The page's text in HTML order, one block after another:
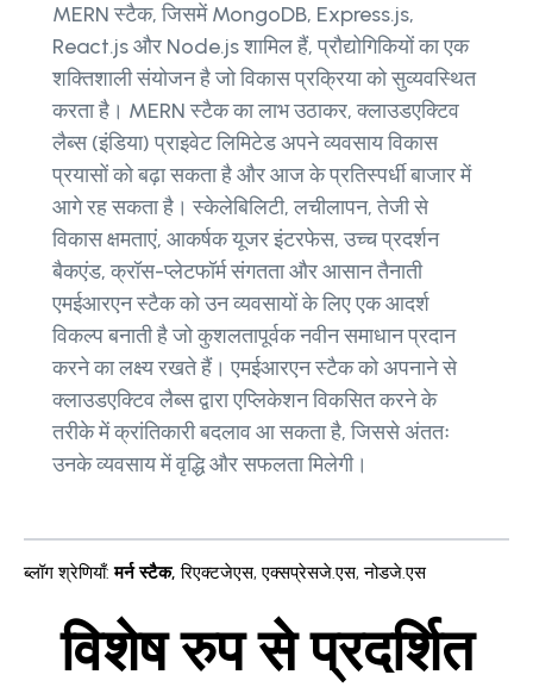
MERN स्टैक, जिसमें MongoDB, Express.js,
React.js और Node.js शामिल हैं, प्रौद्योगिकियों का एक
शक्तिशाली संयोजन है जो विकास प्रक्रिया को सुव्यवस्थित
करता है। MERN स्टैक का लाभ उठाकर, क्लाउडएक्टिव
लैब्स (इंडिया) प्राइवेट लिमिटेड अपने व्यवसाय विकास
प्रयासों को बढ़ा सकता है और आज के प्रतिस्पर्धी बाजार में
आगे रह सकता है। स्केलेबिलिटी, लचीलापन, तेजी से
विकास क्षमताएं, आकर्षक यूजर इंटरफेस, उच्च प्रदर्शन
बैकएंड, क्रॉस-प्लेटफॉर्म संगतता और आसान तैनाती
एमईआरएन स्टैक को उन व्यवसायों के लिए एक आदर्श
विकल्प बनाती है जो कुशलतापूर्वक नवीन समाधान प्रदान
करने का लक्ष्य रखते हैं। एमईआरएन स्टैक को अपनाने से
क्लाउडएक्टिव लैब्स द्वारा एप्लिकेशन विकसित करने के
तरीके में क्रांतिकारी बदलाव आ सकता है, जिससे अंततः
उनके व्यवसाय में वृद्धि और सफलता मिलेगी।
ब्लॉग श्रेणियाँ: मर्न स्टैक, रिएक्टजेएस,एक्सप्रेसजे.एस,नोडजे.एस
विशेष रुप से प्रदर्शित